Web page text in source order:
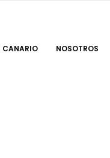
CANARIO NOSOTROS